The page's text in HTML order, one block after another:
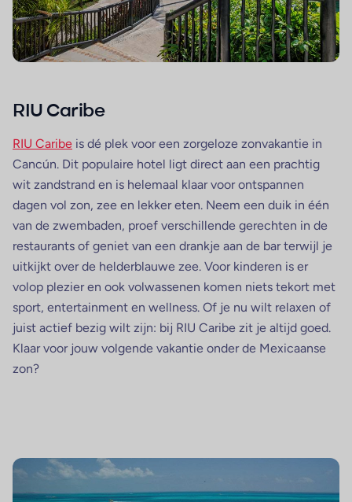
RIU Caribe
RIU Caribe is dé plek voor een zorgeloze zonvakantie in
Cancún. Dit populaire hotel ligt direct aan een prachtig
wit zandstrand en is helemaal klaar voor ontspannen
dagen vol zon, zee en lekker eten. Neem een duik in één
van de zwembaden, proef verschillende gerechten in de
restaurants of geniet van een drankje aan de bar terwijl je
uitkijkt over de helderblauwe zee. Voor kinderen is er
volop plezier en ook volwassenen komen niets tekort met
sport, entertainment en wellness. Of je nu wilt relaxen of
juist actief bezig wilt zijn: bij RIU Caribe zit je altijd goed.
Klaar voor jouw volgende vakantie onder de Mexicaanse
zon?